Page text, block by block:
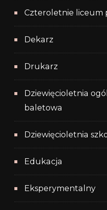
Czteroletnie liceum
Dekarz
Drukarz
Dziewięcioletnia
baletowa
Dziewięcioletnia
Edukacja
Eksperymentalny